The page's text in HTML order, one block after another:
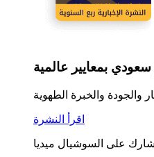
بمعايير عالمية
والجودة والخبرة الطهوية
اقرأ النشرة
شارك على السوشيال ميديا